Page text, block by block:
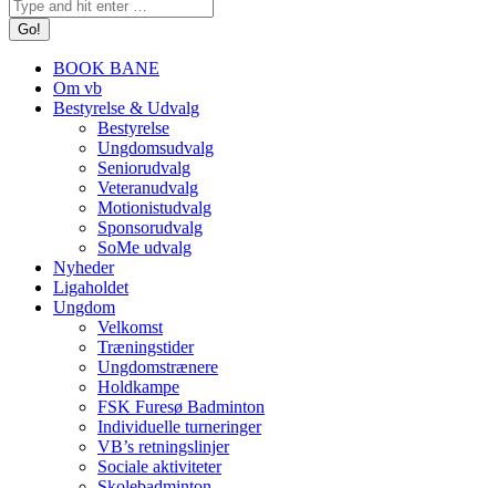
BOOK BANE
Om vb
Bestyrelse & Udvalg
Bestyrelse
Ungdomsudvalg
Seniorudvalg
Veteranudvalg
Motionistudvalg
Sponsorudvalg
SoMe udvalg
Nyheder
Ligaholdet
Ungdom
Velkomst
Træningstider
Ungdomstrænere
Holdkampe
FSK Furesø Badminton
Individuelle turneringer
VB’s retningslinjer
Sociale aktiviteter